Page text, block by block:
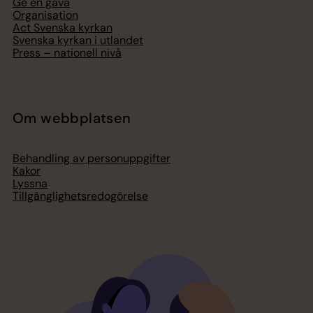
Organisation
Act Svenska kyrkan
Svenska kyrkan i utlandet
Press – nationell nivå
Om webbplatsen
Behandling av personuppgifter
Kakor
Lyssna
Tillgänglighetsredogörelse